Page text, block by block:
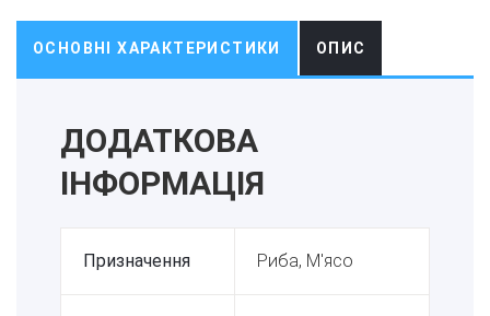
ОСНОВНІ ХАРАКТЕРИСТИКИ ОПИС
ДОДАТКОВА
ІНФОРМАЦІЯ
Призначення Риба, М'ясо